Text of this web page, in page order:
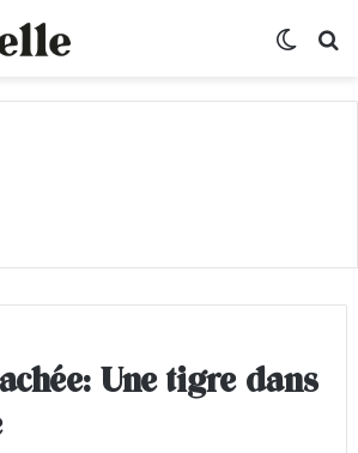
Une tigre dans